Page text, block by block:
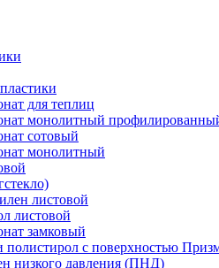
для теплиц
монолитный
сотовый
монолитный
листовой
листовой
замковый
с поверхностью
низкого давления (ПНД)